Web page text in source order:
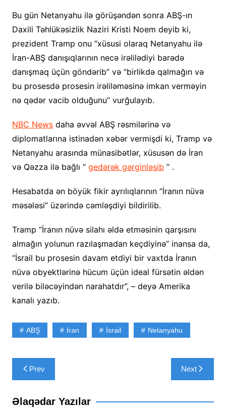
Bu gün Netanyahu ilə görüşəndən sonra ABŞ-ın
Daxili Təhlükəsizlik Naziri Kristi Noem deyib ki,
prezident Tramp onu “xüsusi olaraq Netanyahu ilə
İran-ABŞ danışıqlarının necə irəlilədiyi barədə
danışmaq üçün göndərib” və “birlikdə qalmağın və
bu prosesdə prosesin irəliləməsinə imkan verməyin
nə qədər vacib olduğunu” vurğulayıb.
NBC Newsdaha əvvəl ABŞ rəsmilərinə və
diplomatlarına istinadən xəbər vermişdi ki, Tramp və
Netanyahu arasında münasibətlər, xüsusən də İran
və Qəzza ilə bağlı “ gedərək gərginləşib ” .
Hesabatda ən böyük fikir ayrılıqlarının “İranın nüvə
məsələsi” üzərində cəmləşdiyi bildirilib.
Tramp “İranın nüvə silahı əldə etməsinin qarşısını
almağın yolunun razılaşmadan keçdiyinə” inansa da,
“İsrail bu prosesin davam etdiyi bir vaxtda İranın
nüvə obyektlərinə hücum üçün ideal fürsətin əldən
verilə biləcəyindən narahatdır”, – deyə Amerika
kanalı yazıb.
ABŞ İran İsrail Netanyahu
Yazı
naviqasiyası
Prev Next
Əlaqədar Yazılar